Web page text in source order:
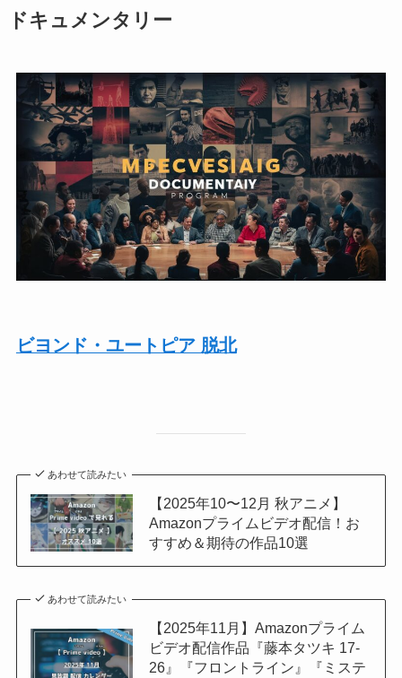
ドキュメンタリー
ビヨンド・ユートピア 脱北
あわせて読みたい
【2025年10〜12月 秋アニメ】
Amazonプライムビデオ配信！お
すすめ＆期待の作品10選
あわせて読みたい
【2025年11月】Amazonプライム
ビデオ配信作品『藤本タツキ 17-
26』『フロントライン』『ミステ